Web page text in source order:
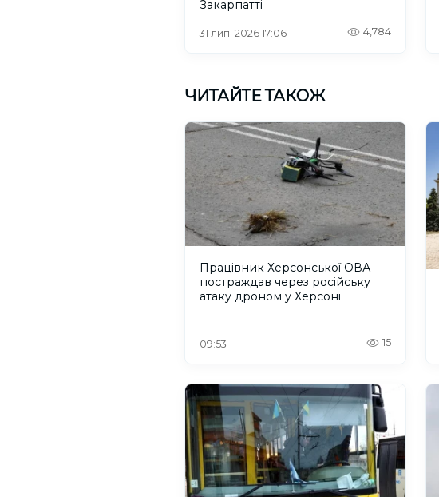
Закарпатті
31 лип. 2026 17:06 4,784
ЧИТАЙТЕ ТАКОЖ
Працівник Херсонської ОВА
постраждав через російську
атаку дроном у Херсоні
09:53 15